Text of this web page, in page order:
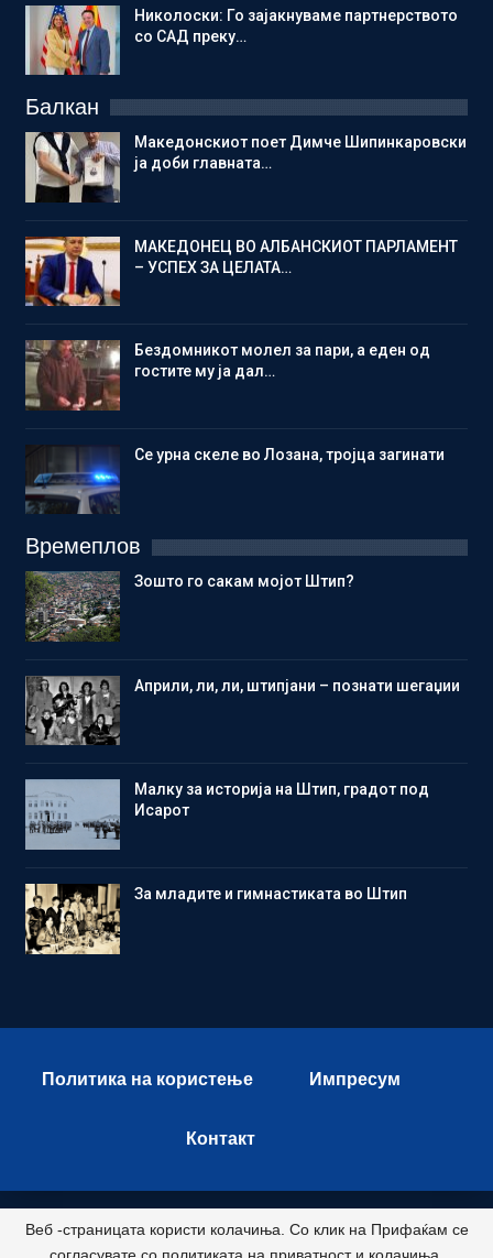
Николоски: Го зајакнуваме партнерството
со САД преку…
Балкан
Македонскиот поет Димче Шипинкаровски
ја доби главната…
МАКЕДОНЕЦ ВО АЛБАНСКИОТ ПАРЛАМЕНТ
– УСПЕХ ЗА ЦЕЛАТА…
Бездомникот молел за пари, а еден од
гостите му ја дал…
Се урна скеле во Лозана, тројца загинати
Времеплов
Зошто го сакам мојот Штип?
Aприли, ли, ли, штипјани – познати шегаџии
Малку за историја на Штип, градот под
Исарот
Зa младите и гимнастиката во Штип
Политика на користење Импресум
Контакт
© 2026 - Istok Press. All Rights Reserved.
Веб -страницата користи колачиња. Со клик на Прифаќам се